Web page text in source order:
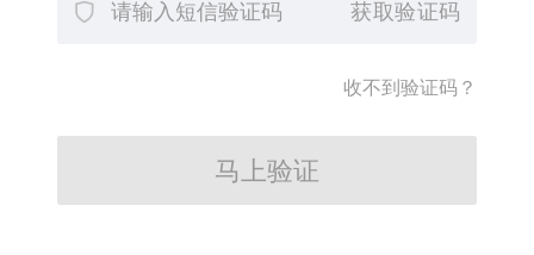
获取验证码
收不到验证码？
马上验证